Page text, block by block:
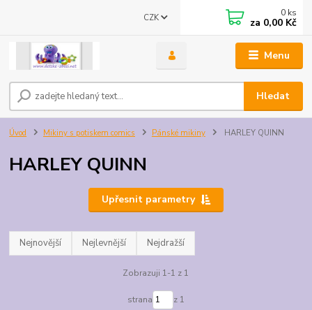
Menu
CZK
Hledat
0 ks
za 0,00 Kč
Úvod Mikiny s potiskem comics Pánské mikiny HARLEY QUINN
HARLEY QUINN
Upřesnit parametry
Nejnovější Nejlevnější Nejdražší
Zobrazuji 1-1 z 1
strana z 1